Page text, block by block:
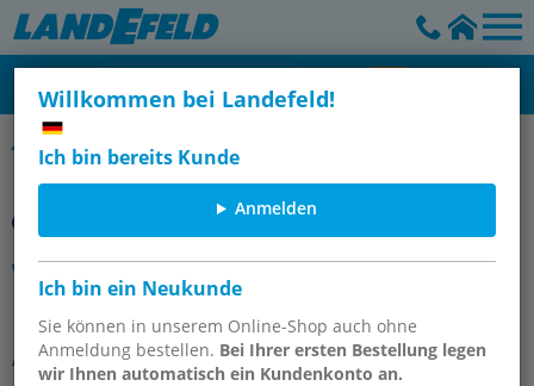
Willkommen bei Landefeld!
Ich bin bereits Kunde
Anmelden
Ich bin ein Neukunde
Sie können in unserem Online-Shop auch ohne
Anmeldung bestellen. Bei Ihrer ersten Bestellung legen
wir Ihnen automatisch ein Kundenkonto an.
Winkel-Schottverschraubungen
Winkel-Schott-Verschraubung
12x9mm, Polypropylen
Artikelnummer: WSCK 9 PP E